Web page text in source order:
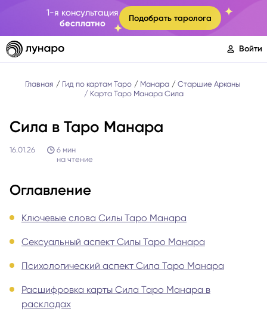
1-я консультация
бесплатно
Подобрать таролога
Войти
Главная Гид по картам Таро Манара
Старшие Арканы
Карта Таро Манара Сила
Сила в Таро Манара
16.01.26 6 мин
на чтение
Оглавление
Ключевые слова Силы Таро Манара
Сексуальный аспект Силы Таро Манара
Психологический аспект Сила Таро Манара
Расшифровка карты Сила Таро Манара в
раскладах